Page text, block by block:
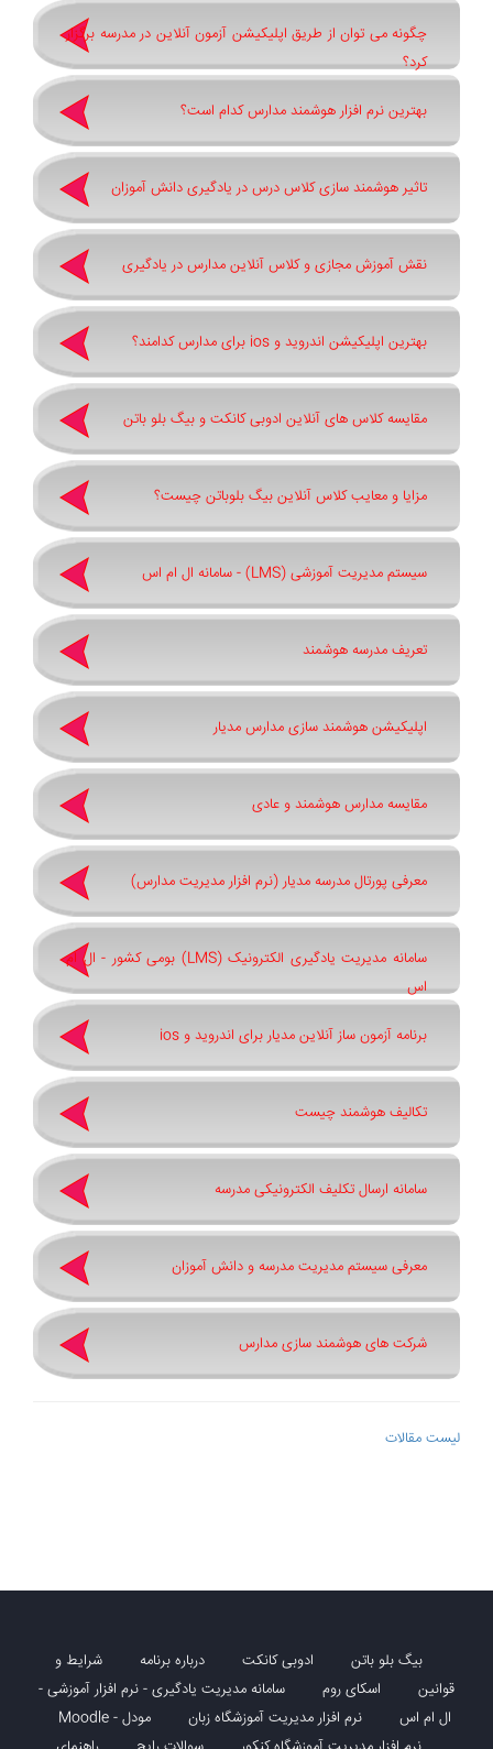
چگونه می توان از طریق اپلیکیشن آزمون آنلاین در مدرسه برگزار
کرد؟
بهترین نرم افزار هوشمند مدارس کدام است؟
تاثیر هوشمند سازی کلاس درس در یادگیری دانش آموزان
نقش آموزش مجازی و کلاس آنلاین مدارس در یادگیری
بهترین اپلیکیشن اندروید و ios برای مدارس کدامند؟
مقایسه کلاس های آنلاین ادوبی کانکت و بیگ بلو باتن
مزایا و معایب کلاس آنلاین بیگ بلوباتن چیست؟
سیستم مدیریت آموزشی (LMS) - سامانه ال ام اس
تعریف مدرسه هوشمند
اپلیکیشن هوشمند سازی مدارس مدیار
مقایسه مدارس هوشمند و عادی
معرفی پورتال مدرسه مدیار (نرم افزار مدیریت مدارس)
سامانه مدیریت یادگیری الکترونیک (LMS) بومی کشور - ال ام
اس
برنامه آزمون ساز آنلاین مدیار برای اندروید و ios
تکالیف هوشمند چیست
سامانه ارسال تکلیف الکترونیکی مدرسه
معرفی سیستم مدیریت مدرسه و دانش آموزان
شرکت های هوشمند سازی مدارس
لیست مقالات
بیگ بلو باتن ادوبی کانکت درباره برنامه
شرایط و
قوانین
اسکای روم
سامانه مدیریت یادگیری - نرم افزار آموزشی -
ال ام اس
نرم افزار مدیریت آموزشگاه زبان
مودل - Moodle